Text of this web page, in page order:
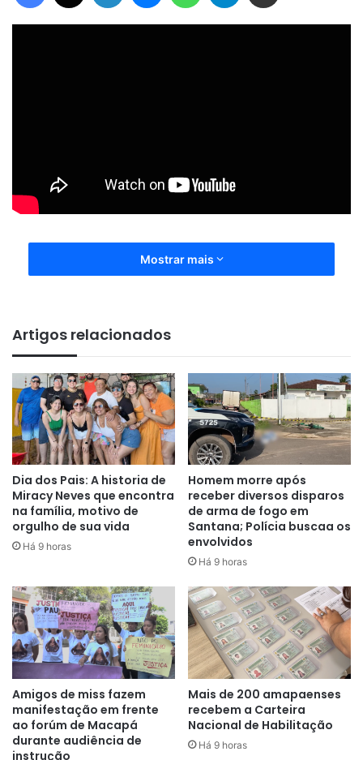
Mostrar mais
Artigos relacionados
Dia dos Pais: A historia de
Miracy Neves que encontra
na família, motivo de
orgulho de sua vida
Há 9 horas
Homem morre após
receber diversos disparos
de arma de fogo em
Santana; Polícia buscaa os
envolvidos
Há 9 horas
Amigos de miss fazem
manifestação em frente
ao forúm de Macapá
durante audiência de
instrução
Mais de 200 amapaenses
recebem a Carteira
Nacional de Habilitação
Há 9 horas